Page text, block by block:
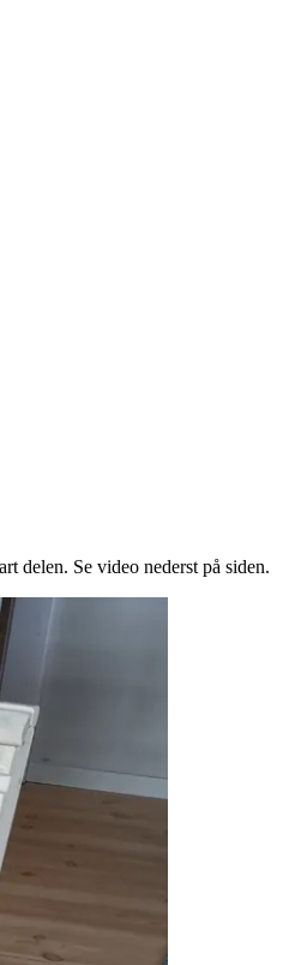
delen. Se video nederst på siden.